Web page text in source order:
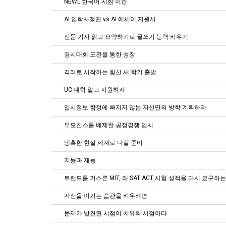
NEWL 한국어 시험 이란
AI 입학사정관 vs AI 에세이 지원서
신문 기사 읽고 요약하기로 글쓰기 능력 키우기
경시대회 도전을 통한 성장
격려로 시작하는 힘찬 새 학기 출발
UC 대학 알고 지원하자
입시정보 함정에 빠지지 않는 자신만의 방학 계획하라
부모찬스를 배제한 공정경쟁 입시
냉혹한 현실 세계로 나갈 준비
지능과 재능
트랜드를 거스른 MIT, 왜 SAT·ACT 시험 성적을 다시 요구하
자신을 이기는 습관을 키우려면
문제가 발견된 시점이 치유의 시점이다